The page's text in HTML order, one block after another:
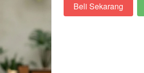
`Beli Sekarang